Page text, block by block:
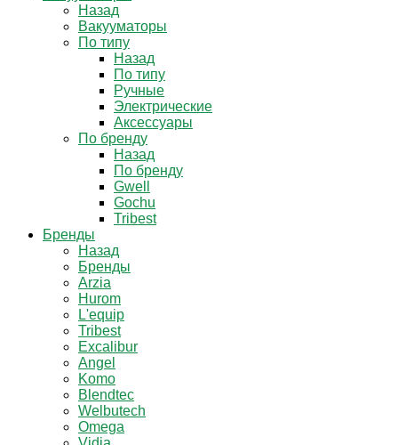
Назад
Вакууматоры
По типу
Назад
По типу
Ручные
Электрические
Аксессуары
По бренду
Назад
По бренду
Gwell
Gochu
Tribest
Бренды
Назад
Бренды
Arzia
Hurom
L'equip
Tribest
Excalibur
Angel
Komo
Blendtec
Welbutech
Omega